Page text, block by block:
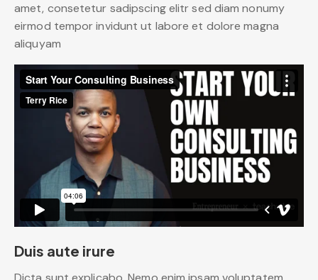
amet, consetetur sadipscing elitr sed diam nonumy
eirmod tempor invidunt ut labore et dolore magna
aliquyam
Duis aute irure